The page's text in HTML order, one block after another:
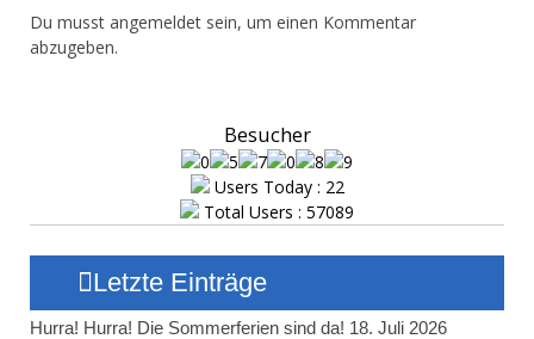
Du musst angemeldet sein, um einen Kommentar
abzugeben.
Besucher
Users Today : 22
Total Users : 57089
Letzte Einträge
Hurra! Hurra! Die Sommerferien sind da! 18. Juli 2026